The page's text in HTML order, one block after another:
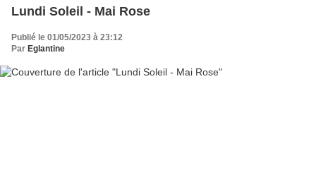
Lundi Soleil - Mai Rose
Publié le 01/05/2023 à 23:12
Par Eglantine